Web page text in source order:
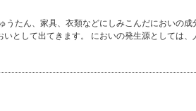
うたん、家具、衣類などにしみこんだにおいの
として出てきます。 においの発生源としては